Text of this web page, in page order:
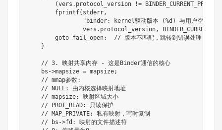
(vers.protocol_version !=
        fprintf(stderr,
"binder: kernel驱动版本 (%d) 与用户空间版
vers.protocol_version,
        goto fail_open;  // 版本不匹配，跳转到错误处理
    }
    // 3. 映射共享内存 - 这是Binder通信的核心
    bs->mapsize = mapsize;
    // mmap参数:
    // NULL: 由内核选择映射地址
    // mapsize: 映射区域大小
    // PROT_READ: 只读保护
    // MAP_PRIVATE: 私有映射，写时复制
    // bs->fd: 映射的文件描述符